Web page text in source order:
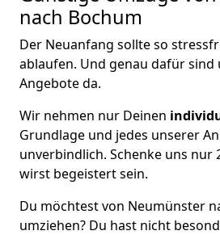
nach Bochum
Der Neuanfang sollte so
ablaufen. Und genau dafür sind
Angebote da.
Wir nehmen nur Deinen
Grundlage und jedes unserer
unverbindlich. Schenke uns nur
wirst begeistert sein.
Du möchtest von Neumünster
umziehen? Du hast nicht